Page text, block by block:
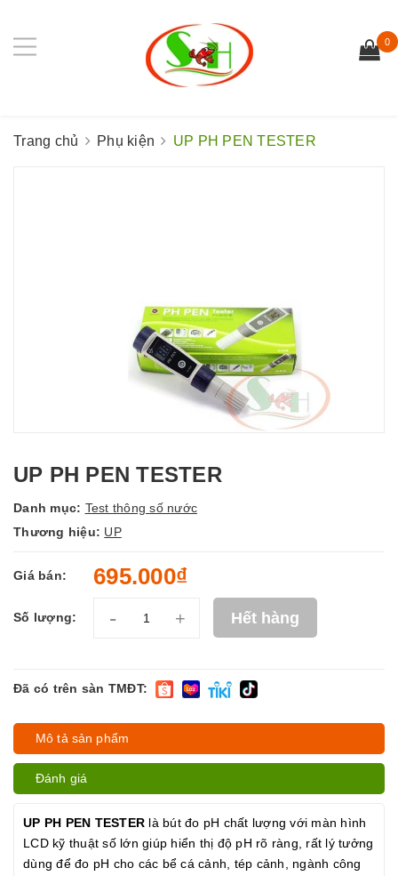
0
Trang chủ Phụ kiện UP PH PEN TESTER
UP PH PEN TESTER
Danh mục: Test thông số nước
Thương hiệu: UP
Giá bán: 695.000₫
Số lượng: - + Hết hàng
Đã có trên sàn TMĐT:
Mô tả sản phẩm
Đánh giá
UP PH PEN TESTER là bút đo pH chất lượng với màn hình
LCD kỹ thuật số lớn giúp hiển thị độ pH rõ ràng, rất lý tưởng
dùng để đo pH cho các bể cá cảnh, tép cảnh, ngành công